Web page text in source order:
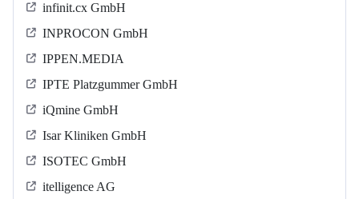
infinit.cx GmbH
INPROCON GmbH
IPPEN.MEDIA
IPTE Platzgummer GmbH
iQmine GmbH
Isar Kliniken GmbH
ISOTEC GmbH
itelligence AG